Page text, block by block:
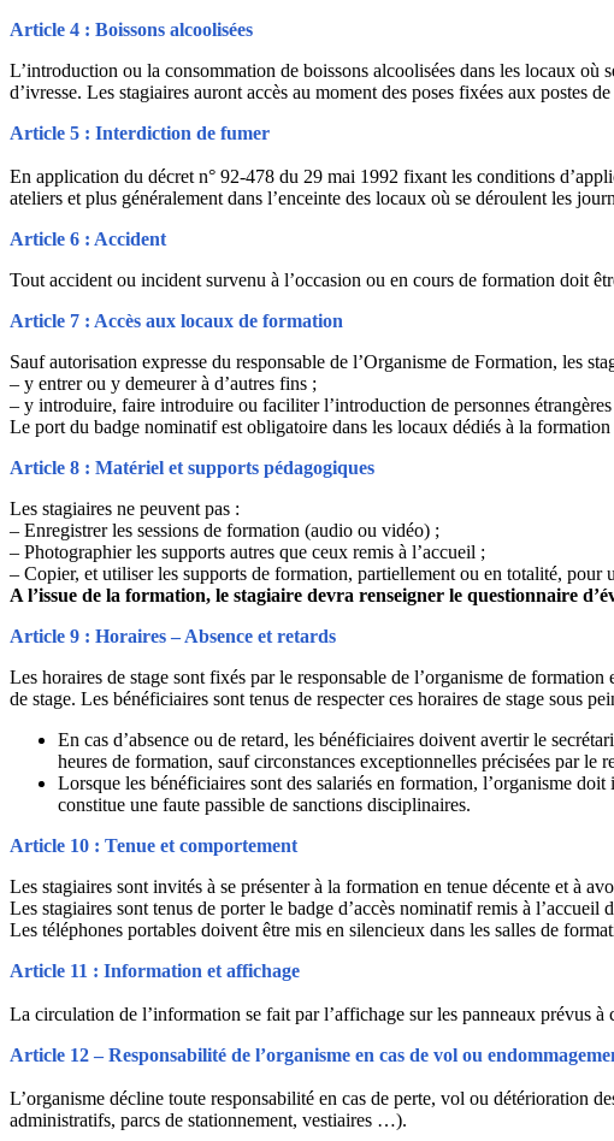
Article 4 : Boissons alcoolisées
L’introduction ou la consommation de boissons alcoolisées dans les locaux
d’ivresse. Les stagiaires auront accès au moment des poses fixées aux postes
Article 5 : Interdiction de fumer
En application du décret n° 92-478 du 29 mai 1992 fixant les conditions
ateliers et plus généralement dans l’enceinte des locaux où se déroulent les
Article 6 : Accident
Tout accident ou incident survenu à l’occasion ou en cours de formation doit
Article 7 : Accès aux locaux de formation
Sauf autorisation expresse du responsable de l’Organisme de Formation, les
– y entrer ou y demeurer à d’autres fins ;
– y introduire, faire introduire ou faciliter l’introduction de personnes
Le port du badge nominatif est obligatoire dans les locaux dédiés à la
Article 8 : Matériel et supports pédagogiques
Les stagiaires ne peuvent pas :
– Enregistrer les sessions de formation (audio ou vidéo) ;
– Photographier les supports autres que ceux remis à l’accueil ;
– Copier, et utiliser les supports de formation, partiellement ou en totalité, pour
A l’issue de la formation, le stagiaire devra renseigner le questionnaire
Article 9 : Horaires – Absence et retards
Les horaires de stage sont fixés par le responsable de l’organisme de
de stage. Les bénéficiaires sont tenus de respecter ces horaires de stage sous
En cas d’absence ou de retard, les bénéficiaires doivent avertir le
heures de formation, sauf circonstances exceptionnelles précisées par le
Lorsque les bénéficiaires sont des salariés en formation, l’organisme
constitue une faute passible de sanctions disciplinaires.
Article 10 : Tenue et comportement
Les stagiaires sont invités à se présenter à la formation en tenue décente et à
Les stagiaires sont tenus de porter le badge d’accès nominatif remis à
Les téléphones portables doivent être mis en silencieux dans les salles de
Article 11 : Information et affichage
La circulation de l’information se fait par l’affichage sur les panneaux prévus à
Article 12 – Responsabilité de l’organisme en cas de vol ou
L’organisme décline toute responsabilité en cas de perte, vol ou détérioration
administratifs, parcs de stationnement, vestiaires …).